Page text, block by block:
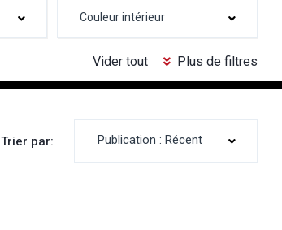
Vider tout Plus de filtres
Trier par: Publication : Récent